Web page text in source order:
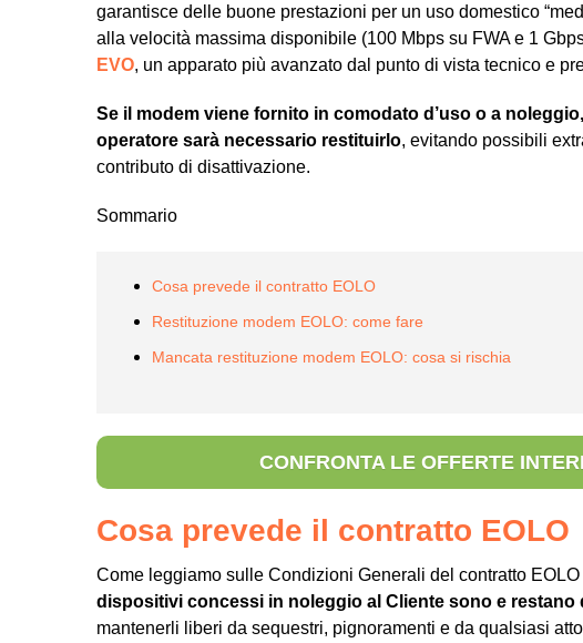
garantisce delle buone prestazioni per un uso domestico
alla velocità massima disponibile (100 Mbps su FWA e 1
EVO, un apparato più avanzato dal punto di vista tecnico e
Se il modem viene fornito in comodato d’uso o a
operatore sarà necessario restituirlo, evitando possibili
contributo di disattivazione.
Sommario
Cosa prevede il contratto EOLO
Restituzione modem EOLO: come fare
Mancata restituzione modem EOLO: cosa si rischia
CONFRONTA LE OFFERTE
Cosa prevede il contratto EOLO
Come leggiamo sulle Condizioni Generali del contratto EOLO
dispositivi concessi in noleggio al Cliente sono e restano
mantenerli liberi da sequestri, pignoramenti e da qualsiasi